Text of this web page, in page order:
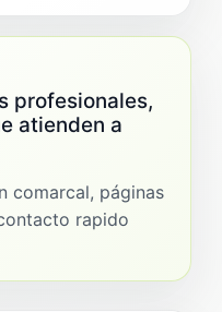
profesionales,
atienden a
comarcal, páginas
rapido